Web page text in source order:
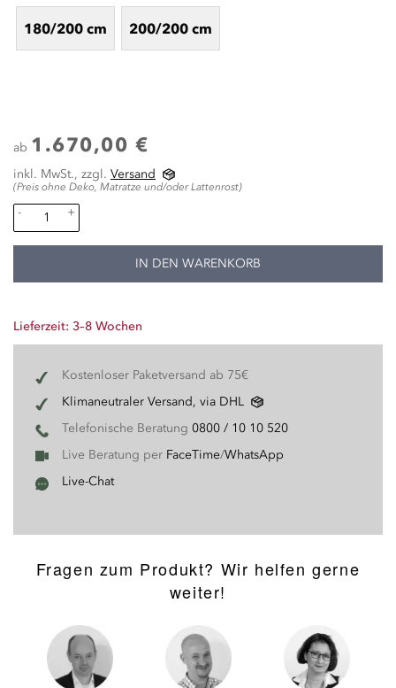
180/200 cm 200/200 cm
ab 1.670,00 €
inkl. MwSt., zzgl. Versand
(Preis ohne Deko, Matratze und/oder Lattenrost)
- +
IN DEN WARENKORB
Lieferzeit: 3–8 Wochen
Kostenloser Paketversand ab 75€
Klimaneutraler Versand, via DHL
Telefonische Beratung 0800 / 10 10 520
Live Beratung per FaceTime/WhatsApp
Live-Chat
Fragen zum Produkt? Wir helfen gerne
weiter!